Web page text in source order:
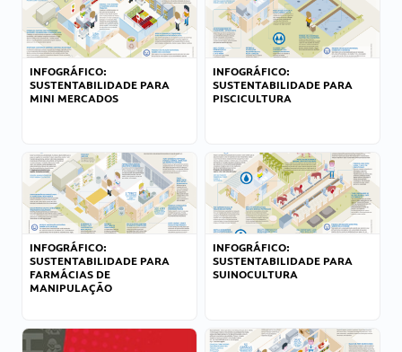
INFOGRÁFICO:
SUSTENTABILIDADE PARA
MINI MERCADOS
INFOGRÁFICO:
SUSTENTABILIDADE PARA
PISCICULTURA
INFOGRÁFICO:
SUSTENTABILIDADE PARA
FARMÁCIAS DE
MANIPULAÇÃO
INFOGRÁFICO:
SUSTENTABILIDADE PARA
SUINOCULTURA